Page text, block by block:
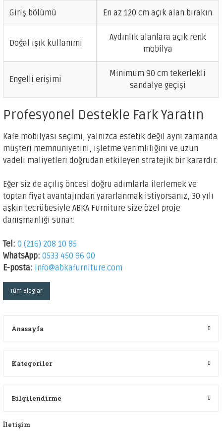
Giriş bölümü En az 120 cm açık alan bırakın
Doğal ışık kullanımı
Aydınlık alanlara açık renk
mobilya
Engelli erişimi
Minimum 90 cm tekerlekli
sandalye geçişi
Profesyonel Destekle Fark Yaratın
Kafe mobilyası seçimi, yalnızca estetik değil aynı zamanda
müşteri memnuniyetini, işletme verimliliğini ve uzun
vadeli maliyetleri doğrudan etkileyen stratejik bir karardır.
Eğer siz de açılış öncesi doğru adımlarla ilerlemek ve
toptan fiyat avantajından yararlanmak istiyorsanız, 30 yılı
aşkın tecrübesiyle ABKA Furniture size özel proje
danışmanlığı sunar.
Tel: 0 (216) 208 10 85
WhatsApp: 0533 450 96 00
E-posta: info@abkafurniture.com
Tüm Bloglar
Anasayfa
Kategoriler
Bilgilendirme
İletişim